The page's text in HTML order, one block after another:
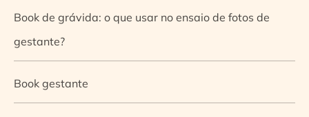
Book de grávida: o que usar no ensaio de fotos de
gestante?
Book gestante